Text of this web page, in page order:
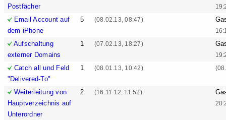
Postfächer
Email Account auf
dem iPhone
5 (08.02.13, 08:47)
Aufschaltung
externer Domains
1 (07.02.13, 18:27)
Catch all und Feld
"Delivered-To"
1 (08.01.13, 10:42)
Weiterleitung von
Hauptverzeichnis auf
Unterordner
2 (16.11.12, 11:52)